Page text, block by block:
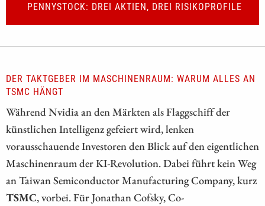
PENNYSTOCK: DREI AKTIEN, DREI RISIKOPROFILE
DER TAKTGEBER IM MASCHINENRAUM: WARUM ALLES AN
TSMC HÄNGT
Während Nvidia an den Märkten als Flaggschiff der
künstlichen Intelligenz gefeiert wird, lenken
vorausschauende Investoren den Blick auf den eigentlichen
Maschinenraum der KI-Revolution. Dabei führt kein Weg
an Taiwan Semiconductor Manufacturing Company, kurz
TSMC, vorbei. Für Jonathan Cofsky, Co-